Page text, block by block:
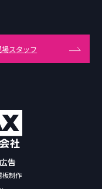
告
板制作
スタッフ